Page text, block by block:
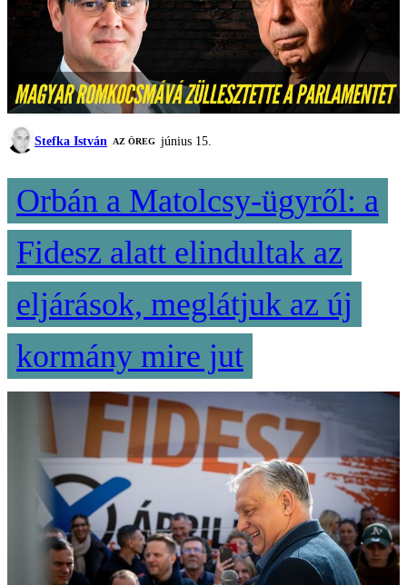
Stefka István AZ ÖREG június 15.
Orbán a Matolcsy-ügyről: a
Fidesz alatt elindultak az
eljárások, meglátjuk az új
kormány mire jut